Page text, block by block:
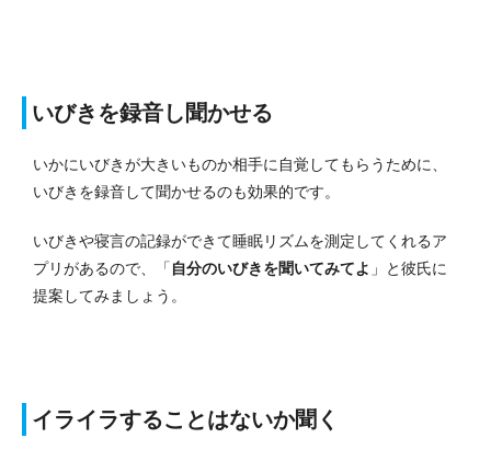
いびきを録音し聞かせる
いかにいびきが大きいものか相手に自覚してもらうために、
いびきを録音して聞かせるのも効果的です。
いびきや寝言の記録ができて睡眠リズムを測定してくれるア
プリがあるので、「 自分のいびきを聞いてみてよ 」と彼氏に
提案してみましょう。
イライラすることはないか聞く